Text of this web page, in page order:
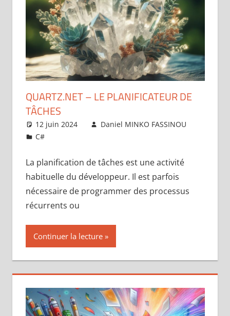
QUARTZ.NET – LE PLANIFICATEUR DE
TÂCHES
12 juin 2024
Daniel MINKO FASSINOU
C#
La planification de tâches est une activité
habituelle du développeur. Il est parfois
nécessaire de programmer des processus
récurrents ou
Continuer la lecture